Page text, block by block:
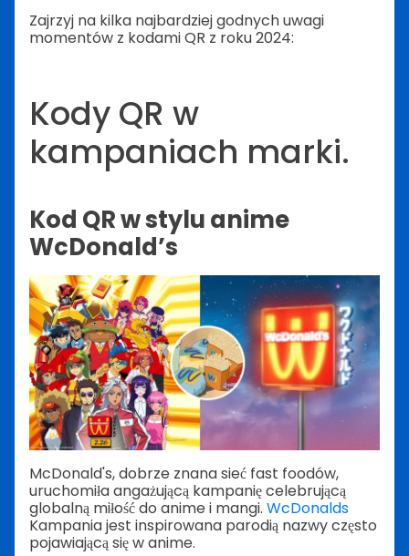
Zajrzyj na kilka najbardziej godnych uwagi
momentów z kodami QR z roku 2024:
Kody QR w
kampaniach marki.
Kod QR w stylu anime
WcDonald’s
McDonald's, dobrze znana sieć fast foodów,
uruchomiła angażującą kampanię celebrującą
globalną miłość do anime i mangi. WcDonalds
Kampania jest inspirowana parodią nazwy często
pojawiającą się w anime.